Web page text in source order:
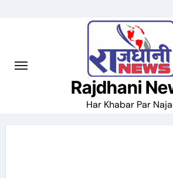
Rajdhani
Har Khabar Par